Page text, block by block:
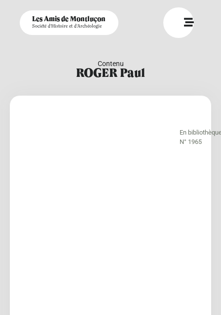
Les Amis de Montluçon
Société d'Histoire et d'Archéologie
Contenu
ROGER Paul
En
N° 1965